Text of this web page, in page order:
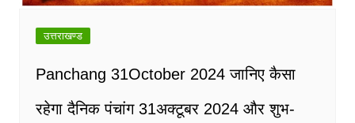
उत्तराखण्ड
Panchang 31October 2024 जानिए कैसा
रहेगा दैनिक पंचांग 31अक्टूबर 2024 और शुभ-